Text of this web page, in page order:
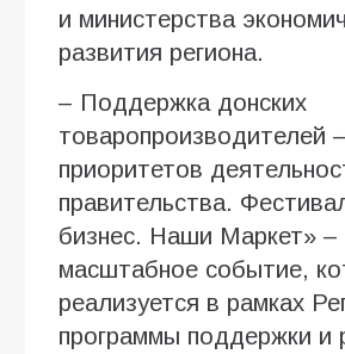
и министерства
развития региона.
– Поддержка донских
товаропроизводителей
приоритетов
правительства.
бизнес. Наши Маркет» –
масштабное событие,
реализуется в рамках
программы поддержки и